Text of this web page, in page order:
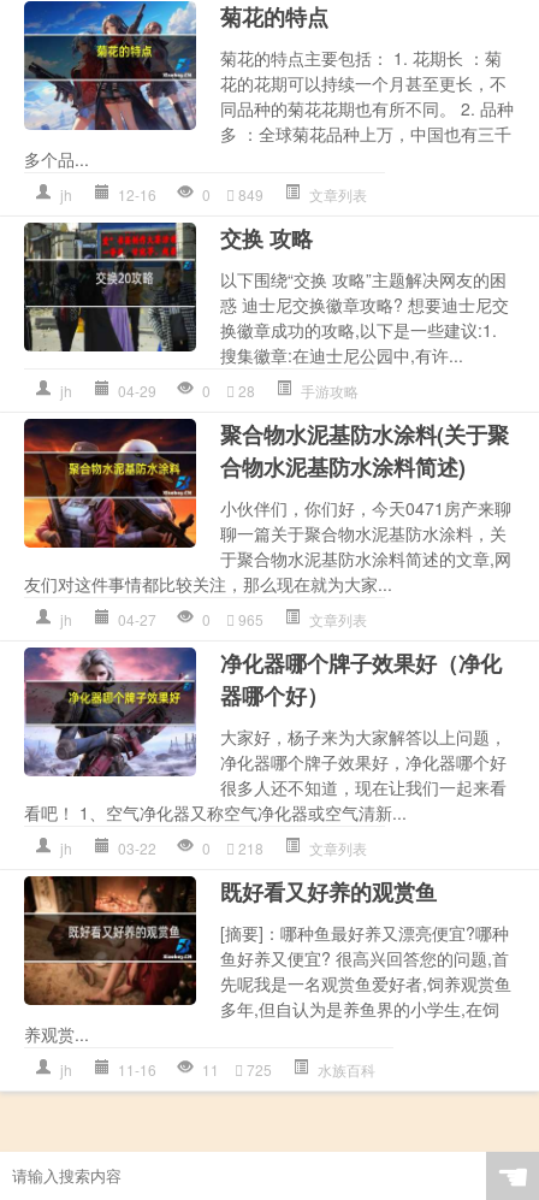
菊花的特点
菊花的特点主要包括： 1. 花期长 ：菊
花的花期可以持续一个月甚至更长，不
同品种的菊花花期也有所不同。 2. 品种
多 ：全球菊花品种上万，中国也有三千
多个品...
jh 12-16 0 849 文章列表
交换 攻略
以下围绕“交换 攻略”主题解决网友的困
惑 迪士尼交换徽章攻略? 想要迪士尼交
换徽章成功的攻略,以下是一些建议:1.
搜集徽章:在迪士尼公园中,有许...
jh 04-29 0 28 手游攻略
聚合物水泥基防水涂料(关于聚
合物水泥基防水涂料简述)
小伙伴们，你们好，今天0471房产来聊
聊一篇关于聚合物水泥基防水涂料，关
于聚合物水泥基防水涂料简述的文章,网
友们对这件事情都比较关注，那么现在就为大家...
jh 04-27 0 965 文章列表
净化器哪个牌子效果好（净化
器哪个好）
大家好，杨子来为大家解答以上问题，
净化器哪个牌子效果好，净化器哪个好
很多人还不知道，现在让我们一起来看
看吧！ 1、空气净化器又称空气净化器或空气清新...
jh 03-22 0 218 文章列表
既好看又好养的观赏鱼
[摘要]：哪种鱼最好养又漂亮便宜?哪种
鱼好养又便宜? 很高兴回答您的问题,首
先呢我是一名观赏鱼爱好者,饲养观赏鱼
多年,但自认为是养鱼界的小学生,在饲
养观赏...
jh 11-16 11 725 水族百科
☚